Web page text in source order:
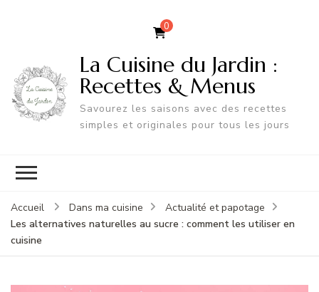
0
La Cuisine du Jardin :
Recettes & Menus
Savourez les saisons avec des recettes
simples et originales pour tous les jours
Accueil Dans ma cuisine
Actualité et papotage
Les alternatives naturelles au sucre : comment les utiliser en
cuisine